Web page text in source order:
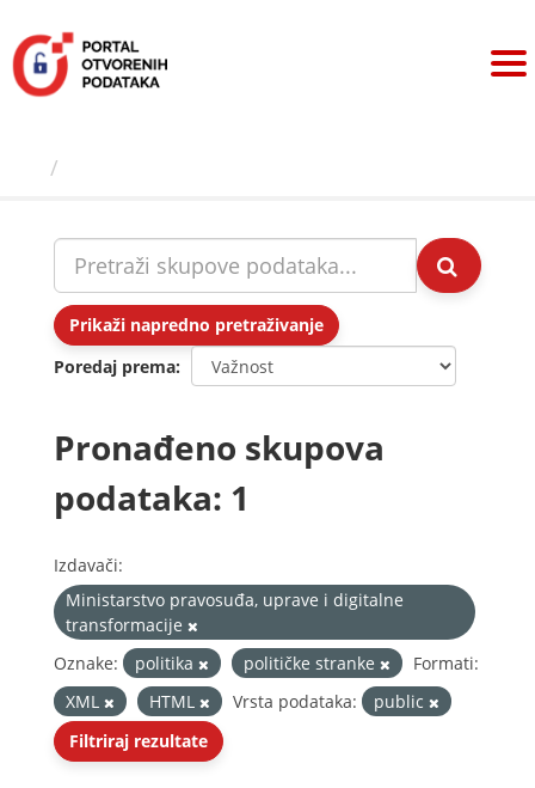
sadržaj
Prikaži napredno pretraživanje
Poredaj prema
Pronađeno skupova
podataka: 1
Izdavači:
Ministarstvo pravosuđa, uprave i digitalne
transformacije
Oznake:
politika političke stranke
Formati:
XML
HTML Vrsta podataka:
public
Filtriraj rezultate